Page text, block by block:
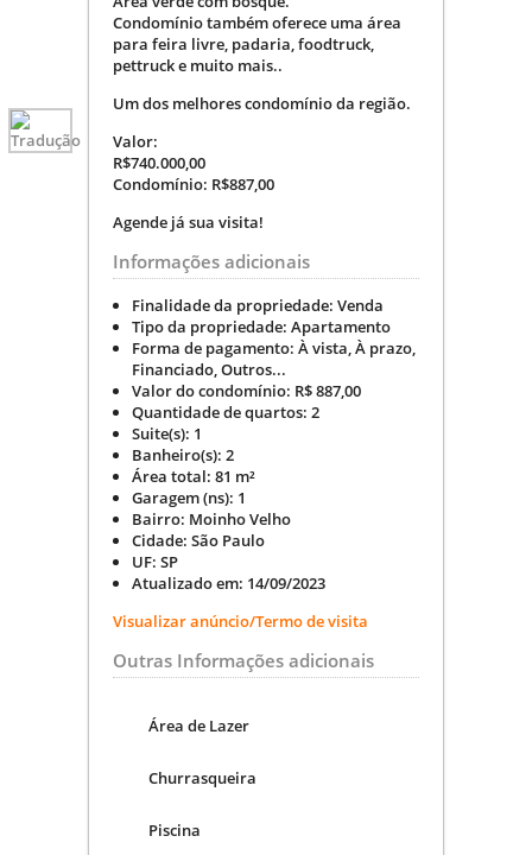
Condomínio também oferece uma área
para feira livre, padaria, foodtruck,
pettruck e muito mais..
Um dos melhores condomínio da região.
Valor:
R$740.000,00
Condomínio: R$887,00
Agende já sua visita!
Informações adicionais
Finalidade da propriedade: Venda
Tipo da propriedade: Apartamento
Forma de pagamento: À vista, À prazo,
Financiado, Outros...
Valor do condomínio: R$887,00
Quantidade de quartos: 2
Suite(s): 1
Banheiro(s): 2
Área total: 81 m²
Garagem (ns): 1
Bairro: Moinho Velho
Cidade: São Paulo
UF: SP
Atualizado em: 14/09/2023
Visualizar anúncio/Termo de visita
Outras Informações adicionais
Área de Lazer
Churrasqueira
Piscina